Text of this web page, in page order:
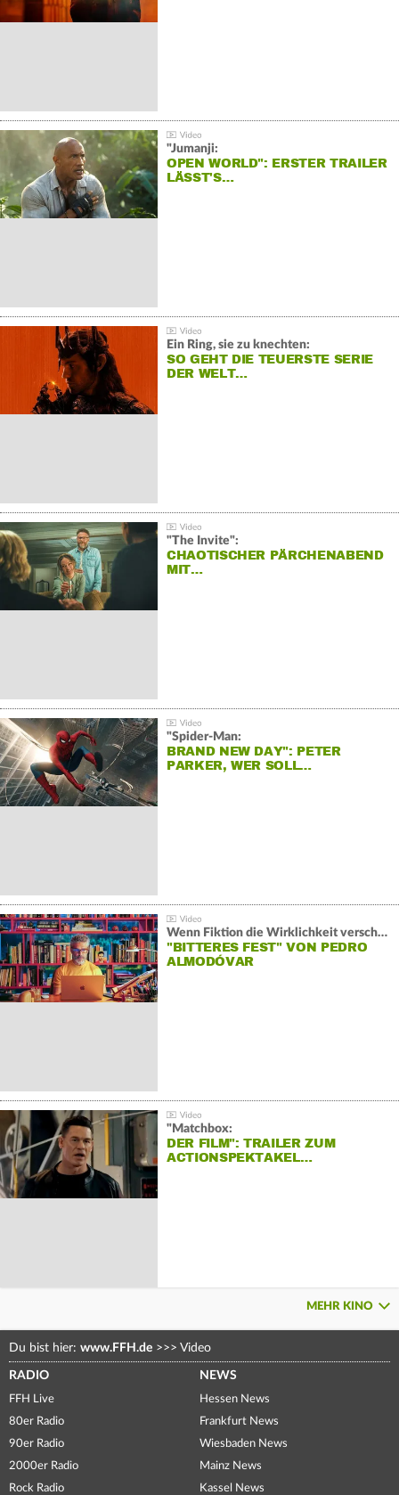
"Jumanji:
OPEN WORLD": ERSTER TRAILER
LÄSST'S…
Ein Ring, sie zu knechten:
SO GEHT DIE TEUERSTE SERIE
DER WELT…
"The Invite":
CHAOTISCHER PÄRCHENABEND
MIT…
"Spider-Man:
BRAND NEW DAY": PETER
PARKER, WER SOLL…
Wenn Fiktion die Wirklichkeit verschiebt:
"BITTERES FEST" VON PEDRO
ALMODÓVAR
"Matchbox:
DER FILM": TRAILER ZUM
ACTIONSPEKTAKEL…
MEHR KINO
Du bist hier: www.FFH.de >>> Video
RADIO
FFH Live
80er Radio
90er Radio
2000er Radio
Rock Radio
NEWS
Hessen News
Frankfurt News
Wiesbaden News
Mainz News
Kassel News